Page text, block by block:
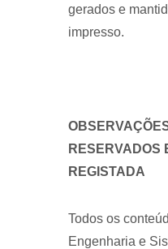
gerados e
impresso.
RESERVADOS
REGISTADA
Todos os
Engenharia e